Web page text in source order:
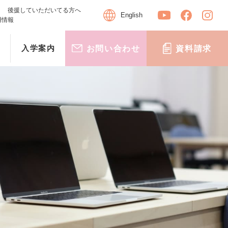
後援していただいてる方へ
情報
English
入学案内 お問い合わせ 資料請求